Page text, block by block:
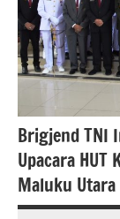
Brigjend TNI
Upacara HUT
Maluku Utara